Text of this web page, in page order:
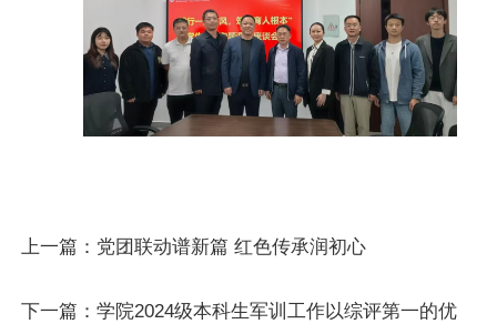
上一篇： 党团联动谱新篇 红色传承润初心
下一篇：学院2024级本科生军训工作以综评第一的优